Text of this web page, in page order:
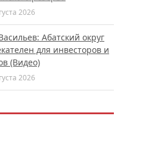
2026
Абатский округ
для инвесторов и
(Видео)
2026